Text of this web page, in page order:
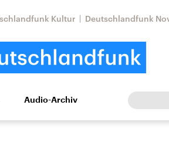
Kultur Deutschlandfunk
Kultur Europa
Audio-Archiv